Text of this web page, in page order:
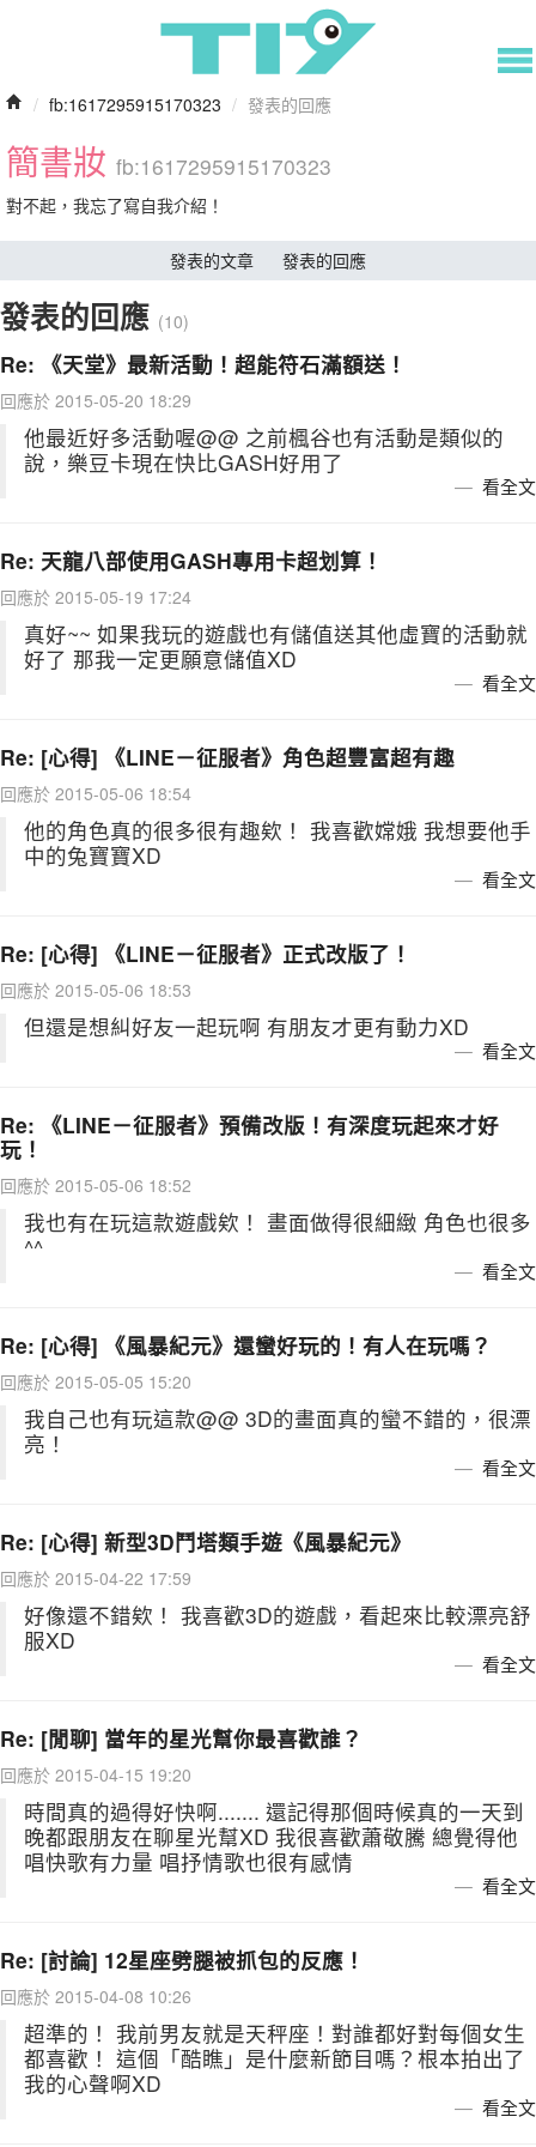
/ fb:1617295915170323 / 發表的回應
簡書妝 fb:1617295915170323
對不起，我忘了寫自我介紹！
發表的文章 發表的回應
發表的回應 (10)
Re: 《天堂》最新活動！超能符石滿額送！
回應於 2015-05-20 18:29
他最近好多活動喔@@ 之前楓谷也有活動是類似的
說，樂豆卡現在快比GASH好用了
看全文
Re: 天龍八部使用GASH專用卡超划算！
回應於 2015-05-19 17:24
真好~~ 如果我玩的遊戲也有儲值送其他虛寶的活動就
好了 那我一定更願意儲值XD
看全文
Re: [心得] 《LINE－征服者》角色超豐富超有趣
回應於 2015-05-06 18:54
他的角色真的很多很有趣欸！ 我喜歡嫦娥 我想要他手
中的兔寶寶XD
看全文
Re: [心得] 《LINE－征服者》正式改版了！
回應於 2015-05-06 18:53
但還是想糾好友一起玩啊 有朋友才更有動力XD
看全文
Re: 《LINE－征服者》預備改版！有深度玩起來才好
玩！
回應於 2015-05-06 18:52
我也有在玩這款遊戲欸！ 畫面做得很細緻 角色也很多
^^
看全文
Re: [心得] 《風暴紀元》還蠻好玩的！有人在玩嗎？
回應於 2015-05-05 15:20
我自己也有玩這款@@ 3D的畫面真的蠻不錯的，很漂
亮！
看全文
Re: [心得] 新型3D鬥塔類手遊《風暴紀元》
回應於 2015-04-22 17:59
好像還不錯欸！ 我喜歡3D的遊戲，看起來比較漂亮舒
服XD
看全文
Re: [閒聊] 當年的星光幫你最喜歡誰？
回應於 2015-04-15 19:20
時間真的過得好快啊....... 還記得那個時候真的一天到
晚都跟朋友在聊星光幫XD 我很喜歡蕭敬騰 總覺得他
唱快歌有力量 唱抒情歌也很有感情
看全文
Re: [討論] 12星座劈腿被抓包的反應！
回應於 2015-04-08 10:26
超準的！ 我前男友就是天秤座！對誰都好對每個女生
都喜歡！ 這個「酷瞧」是什麼新節目嗎？根本拍出了
我的心聲啊XD
看全文